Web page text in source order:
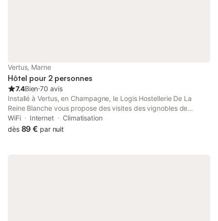
Vertus, Marne
Hôtel pour 2 personnes
7.4Bien⋅70 avis
Installé à Vertus, en Champagne, le Logis Hostellerie De La
Reine Blanche vous propose des visites des vignobles de
Champagne et de leurs caves ainsi que des dégustation de vin.
Vous pourrez, en outre, profiter d'une salle de sport.
WiFi Internet
Climatisation
dès 89 € par nuit